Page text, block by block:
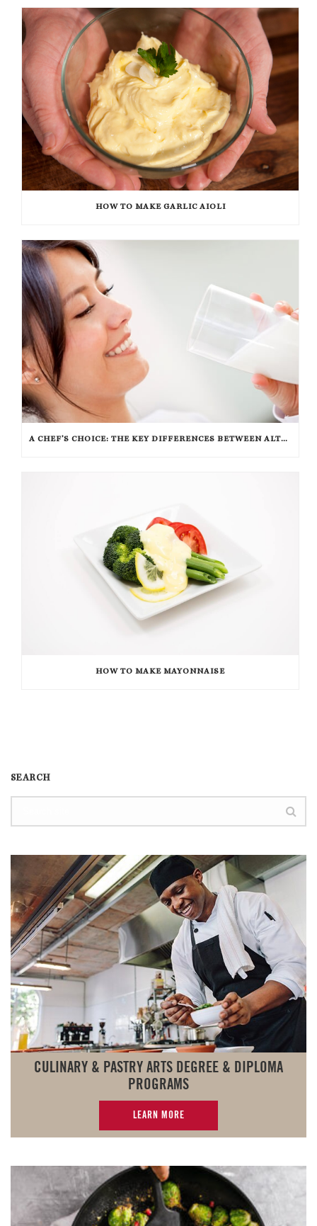
HOW TO MAKE GARLIC AIOLI
A CHEF’S CHOICE: THE KEY DIFFERENCES BETWEEN ALTERNATIVE INGREDIENTS
HOW TO MAKE MAYONNAISE
SEARCH
CULINARY & PASTRY ARTS DEGREE & DIPLOMA
PROGRAMS
LEARN MORE